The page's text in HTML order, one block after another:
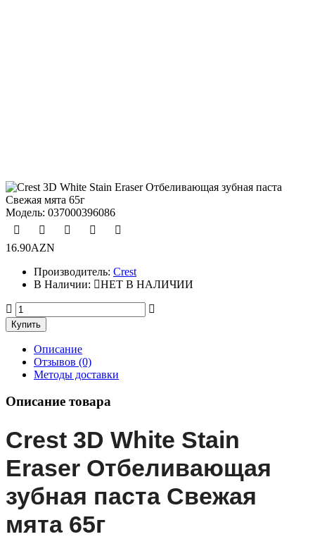
Модель: 037000396086
16.90AZN
Производитель: Crest
В Наличии:
НЕТ В НАЛИЧИИ
Описание
Отзывов (0)
Методы доставки
Описание товара
Crest 3D White Stain
Eraser Отбеливающая
зубная паста Свежая
мята 65г